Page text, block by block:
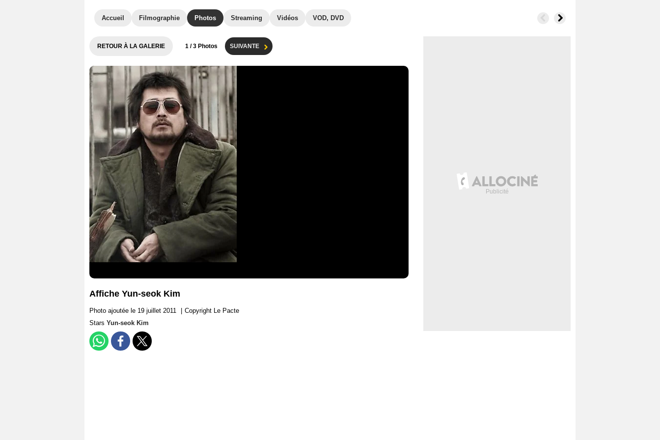
Accueil Filmographie Photos Streaming Vidéos VOD, DVD
RETOUR À LA GALERIE 1 / 3 Photos SUIVANTE
Affiche Yun-seok Kim
Photo ajoutée le 19 juillet 2011
Copyright Le Pacte
Stars Yun-seok Kim